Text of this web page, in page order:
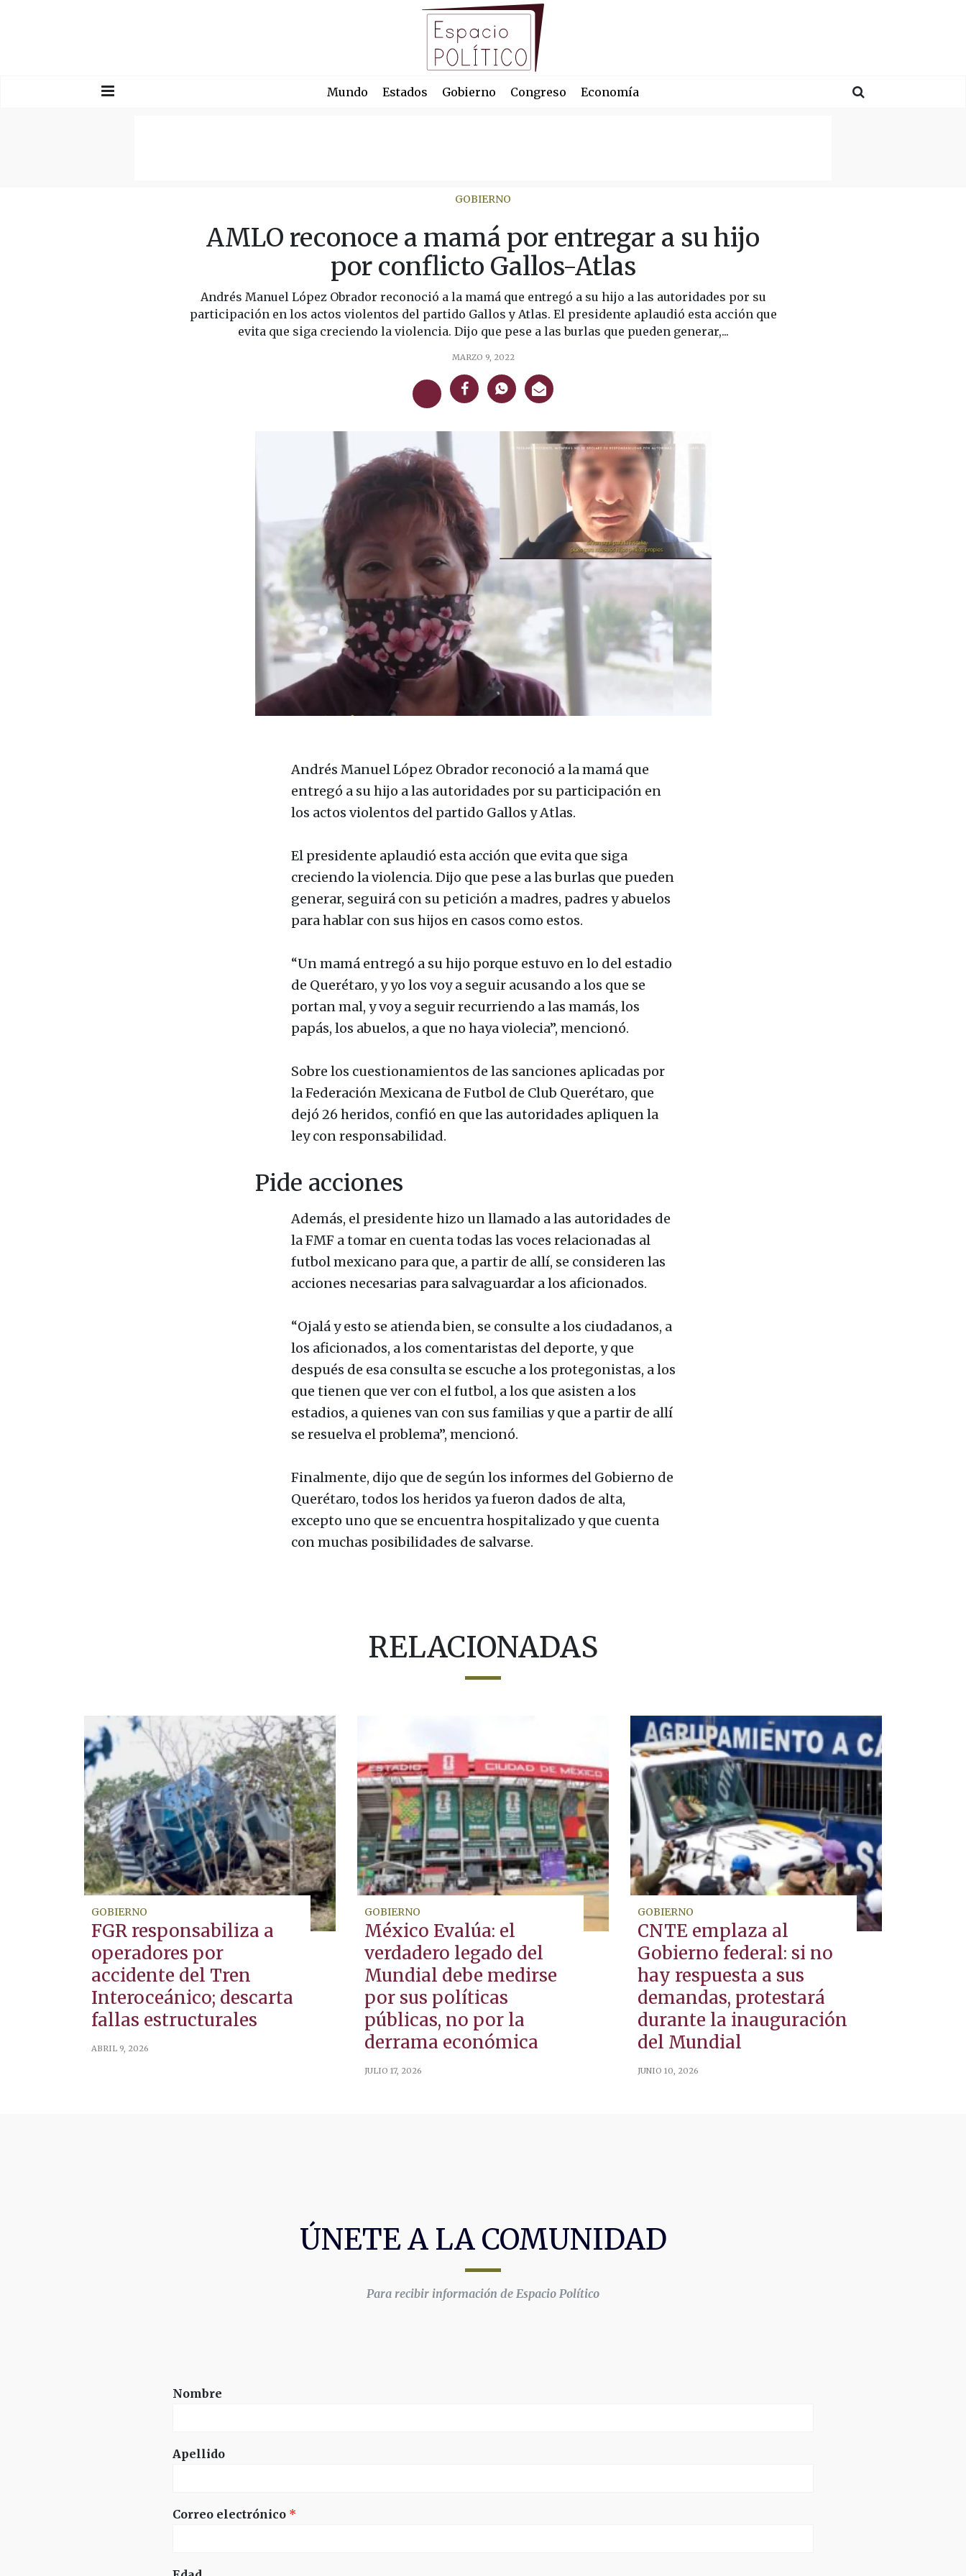
Mundo Estados Gobierno Congreso Economía
GOBIERNO
AMLO reconoce a mamá por entregar a su hijo
por conflicto Gallos-Atlas
Andrés Manuel López Obrador reconoció a la mamá que entregó a su hijo a las autoridades por su
participación en los actos violentos del partido Gallos y Atlas. El presidente aplaudió esta acción que
evita que siga creciendo la violencia. Dijo que pese a las burlas que pueden generar,...
MARZO 9, 2022
Andrés Manuel López Obrador reconoció a la mamá que
entregó a su hijo a las autoridades por su participación en
los actos violentos del partido Gallos y Atlas.
El presidente aplaudió esta acción que evita que siga
creciendo la violencia. Dijo que pese a las burlas que pueden
generar, seguirá con su petición a madres, padres y abuelos
para hablar con sus hijos en casos como estos.
“Un mamá entregó a su hijo porque estuvo en lo del estadio
de Querétaro, y yo los voy a seguir acusando a los que se
portan mal, y voy a seguir recurriendo a las mamás, los
papás, los abuelos, a que no haya violecia”, mencionó.
Sobre los cuestionamientos de las sanciones aplicadas por
la Federación Mexicana de Futbol de Club Querétaro, que
dejó 26 heridos, confió en que las autoridades apliquen la
ley con responsabilidad.
Pide acciones
Además, el presidente hizo un llamado a las autoridades de
la FMF a tomar en cuenta todas las voces relacionadas al
futbol mexicano para que, a partir de allí, se consideren las
acciones necesarias para salvaguardar a los aficionados.
“Ojalá y esto se atienda bien, se consulte a los ciudadanos, a
los aficionados, a los comentaristas del deporte, y que
después de esa consulta se escuche a los protegonistas, a los
que tienen que ver con el futbol, a los que asisten a los
estadios, a quienes van con sus familias y que a partir de allí
se resuelva el problema”, mencionó.
Finalmente, dijo que de según los informes del Gobierno de
Querétaro, todos los heridos ya fueron dados de alta,
excepto uno que se encuentra hospitalizado y que cuenta
con muchas posibilidades de salvarse.
RELACIONADAS
GOBIERNO
FGR responsabiliza a
operadores por
accidente del Tren
Interoceánico; descarta
fallas estructurales
ABRIL 9, 2026
GOBIERNO
México Evalúa: el
verdadero legado del
Mundial debe medirse
por sus políticas
públicas, no por la
derrama económica
JULIO 17, 2026
GOBIERNO
CNTE emplaza al
Gobierno federal: si no
hay respuesta a sus
demandas, protestará
durante la inauguración
del Mundial
JUNIO 10, 2026
ÚNETE A LA COMUNIDAD
Para recibir información de Espacio Político
Nombre
Apellido
Correo electrónico *